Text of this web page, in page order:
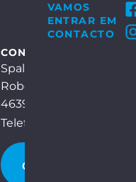
CONTACTE-NOS
Spaleck GmbH & Co. KG
Robert-Bosch-Str. 15
46397 Bocholt
Telefone:
CONTACTE-NOS
VAMOS
ENTRAR EM
CONTACTO